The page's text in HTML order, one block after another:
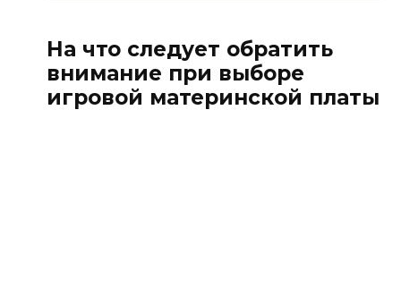
На что следует обратить
внимание при выборе
игровой материнской платы